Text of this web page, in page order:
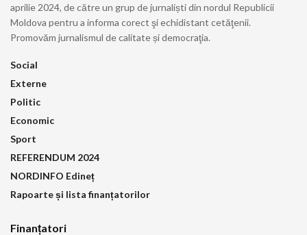
aprilie 2024, de către un grup de jurnaliști din nordul Republicii
Moldova pentru a informa corect şi echidistant cetăţenii.
Promovăm jurnalismul de calitate și democraţia.
Social
Externe
Politic
Economic
Sport
REFERENDUM 2024
NORDINFO Edineț
Rapoarte și lista finanțatorilor
Finanțatori